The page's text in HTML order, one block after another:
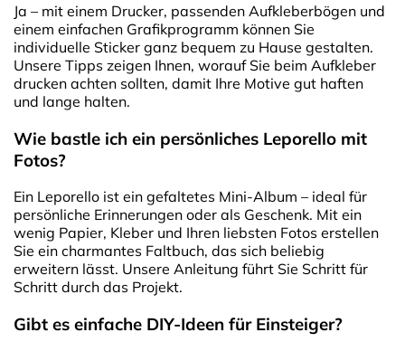
Ja – mit einem Drucker, passenden Aufkleberbögen und
einem einfachen Grafikprogramm können Sie
individuelle Sticker ganz bequem zu Hause gestalten.
Unsere Tipps zeigen Ihnen, worauf Sie beim Aufkleber
drucken achten sollten, damit Ihre Motive gut haften
und lange halten.
Wie bastle ich ein persönliches Leporello mit
Fotos?
Ein Leporello ist ein gefaltetes Mini-Album – ideal für
persönliche Erinnerungen oder als Geschenk. Mit ein
wenig Papier, Kleber und Ihren liebsten Fotos erstellen
Sie ein charmantes Faltbuch, das sich beliebig
erweitern lässt. Unsere Anleitung führt Sie Schritt für
Schritt durch das Projekt.
Gibt es einfache DIY-Ideen für Einsteiger?